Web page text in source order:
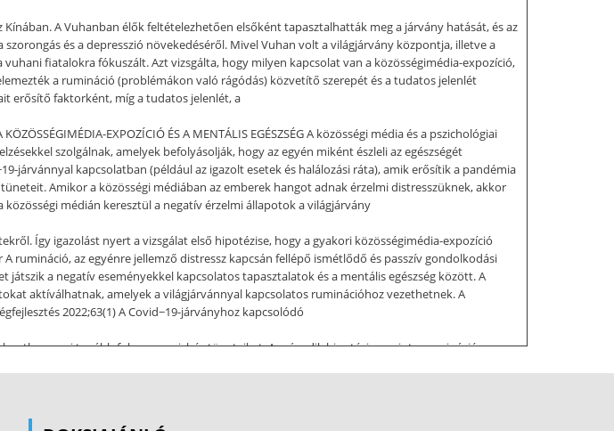
A Vuhanban élők feltételezhetően elsőként tapasztalhatták meg a járvány hatását, és az
és a depresszió növekedéséről. Mivel Vuhan volt a világjárvány központja, illetve a
fiatalokra fókuszált. Azt vizsgálta, hogy milyen kapcsolat van a közösségimédia-expozíció,
a rumináció (problémákon való rágódás) közvetítő szerepét és a tudatos jelenlét
erősítő faktorként, míg a tudatos jelenlét, a
EXPOZÍCIÓ ÉS A MENTÁLIS EGÉSZSÉG A közösségi média és a pszichológiai
szolgálnak, amelyek befolyásolják, hogy az egyén miként észleli az egészségét
járvánnyal kapcsolatban (például az igazolt esetek és halálozási ráta), amik erősítik a pandémia
Amikor a közösségi médiában az emberek hangot adnak érzelmi distresszüknek, akkor
médián keresztül a negatív érzelmi állapotok a világjárvány
Így igazolást nyert a vizsgálat első hipotézise, hogy a gyakori közösségimédia-expozíció
az egyénre jellemző distressz kapcsán fellépő ismétlődő és passzív gondolkodási
a negatív eseményekkel kapcsolatos tapasztalatok és a mentális egészség között. A
aktíválhatnak, amelyek a világjárvánnyal kapcsolatos ruminációhoz vezethetnek. A
2022;63(1) A Covid−19-járványhoz kapcsolódó
ami tovább fokozza pszichés tüneteiket. A második hipotézis szerint a rumináció
gondolatok ezért csökkenhetnek és az egyének viszonylag alacsonyabb szintű